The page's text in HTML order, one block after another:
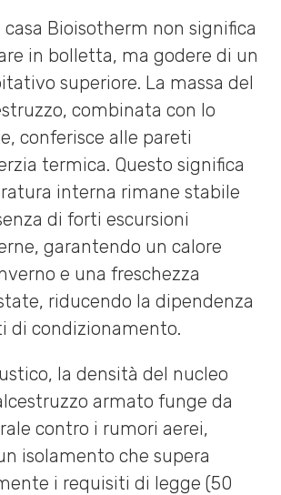
Bioisotherm non significa
in bolletta, ma godere di un
superiore. La massa del
combinata con lo
conferisce alle pareti
termica. Questo significa
interna rimane stabile
di forti escursioni
garantendo un calore
e una freschezza
riducendo la dipendenza
di condizionamento.
la densità del nucleo
armato funge da
contro i rumori aerei,
isolamento che supera
i requisiti di legge (50